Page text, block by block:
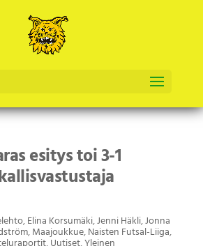
esitys toi 3-1
,Elina Korsumäki,Jenni Häkli,Jonna
,Maajoukkue,Naisten Futsal-Liiga,